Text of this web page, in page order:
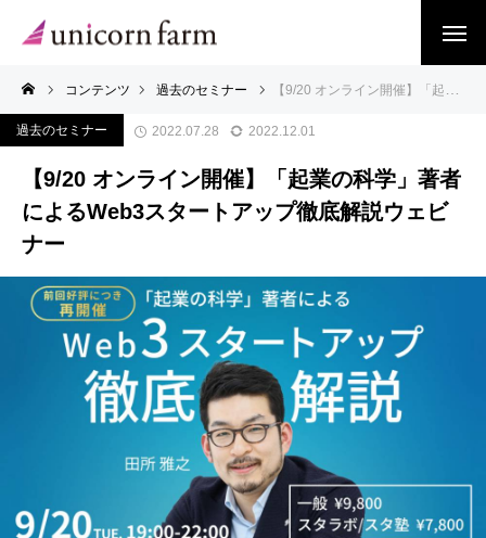
コンテンツ 過去のセミナー 【9/20 オンライン開催】「起業の科学」著者によるWeb3スタートアップ徹底解説ウェビナー
過去のセミナー 2022.07.28 2022.12.01
【9/20 オンライン開催】「起業の科学」著者
によるWeb3スタートアップ徹底解説ウェビ
ナー